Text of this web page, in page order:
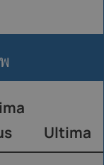
Ultima